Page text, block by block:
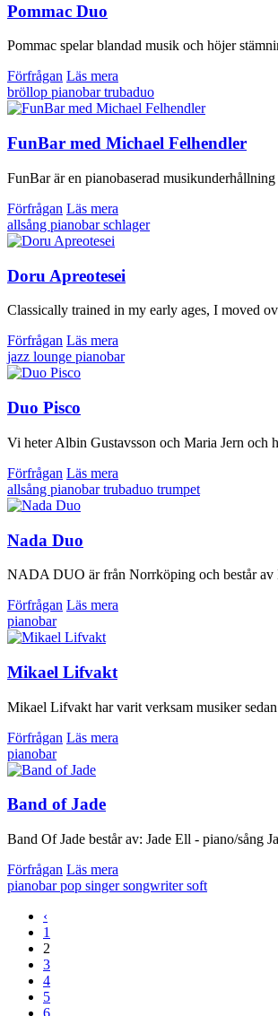
Pommac Duo
Pommac spelar blandad musik och höjer
Förfrågan Läs mera
bröllop pianobartrubaduo
FunBar med Michael Felhendler
FunBar är en pianobaserad
Förfrågan Läs mera
allsång pianobarschlager
Doru Apreotesei
Classically trained in my early ages, I moved
Förfrågan Läs mera
jazz lounge pianobar
Duo Pisco
Vi heter Albin Gustavsson och Maria Jern och
Förfrågan Läs mera
allsång pianobartrubaduo trumpet
Nada Duo
NADA DUO är från Norrköping och består av
Förfrågan Läs mera
pianobar
Mikael Lifvakt
Mikael Lifvakt har varit verksam musiker
Förfrågan Läs mera
pianobar
Band of Jade
Band Of Jade består av: Jade Ell - piano/sång
Förfrågan Läs mera
pianobarpop singer songwritersoft
‹
1
2
3
4
5
6